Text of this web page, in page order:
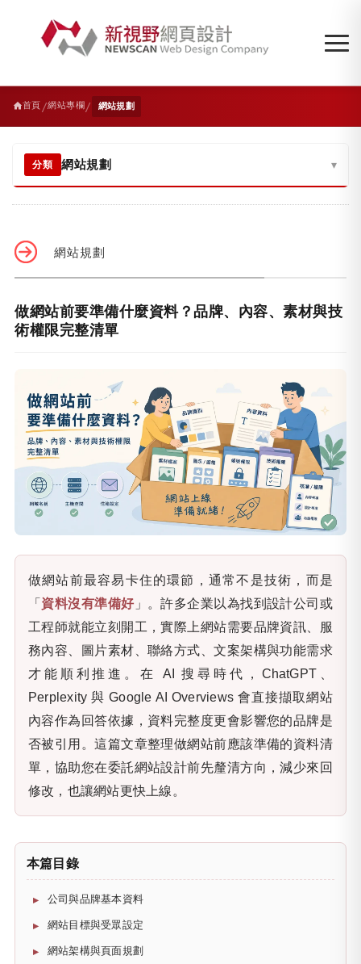
首頁 /網站專欄/ 網站規劃
分類 網站規劃 ▾
網站規劃
做網站前要準備什麼資料？品牌、內容、素材與技
術權限完整清單
做網站前最容易卡住的環節，通常不是技術，而是
「 資料沒有準備好 」。許多企業以為找到設計公司或
工程師就能立刻開工，實際上網站需要品牌資訊、服
務內容、圖片素材、聯絡方式、文案架構與功能需求
才能順利推進。在 AI 搜尋時代，ChatGPT、
Perplexity 與 Google AI Overviews 會直接擷取網站
內容作為回答依據，資料完整度更會影響您的品牌是
否被引用。這篇文章整理做網站前應該準備的資料清
單，協助您在委託網站設計前先釐清方向，減少來回
修改，也讓網站更快上線。
本篇目錄
公司與品牌基本資料
網站目標與受眾設定
網站架構與頁面規劃